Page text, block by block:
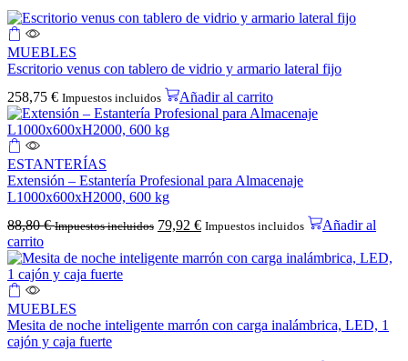
MUEBLES
Escritorio venus con tablero de vidrio y armario lateral fijo
258,75 € Impuestos incluidos Añadir al carrito
ESTANTERÍAS
Extensión – Estantería Profesional para Almacenaje
L1000x600xH2000, 600 kg
88,80€ Impuestos incluidos 79,92 € Impuestos incluidos
Añadir al
carrito
MUEBLES
Mesita de noche inteligente marrón con carga inalámbrica, LED, 1
cajón y caja fuerte